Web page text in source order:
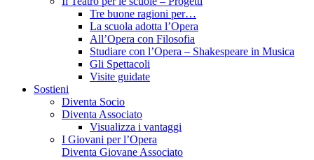
Tre buone ragioni per…
La scuola adotta l’Opera
All’Opera con Filosofia
Studiare con l’Opera – Shakespeare in Musica
Gli Spettacoli
Visite guidate
Sostieni
Diventa Socio
Diventa Associato
Visualizza i vantaggi
I Giovani per l’Opera
Diventa Giovane Associato